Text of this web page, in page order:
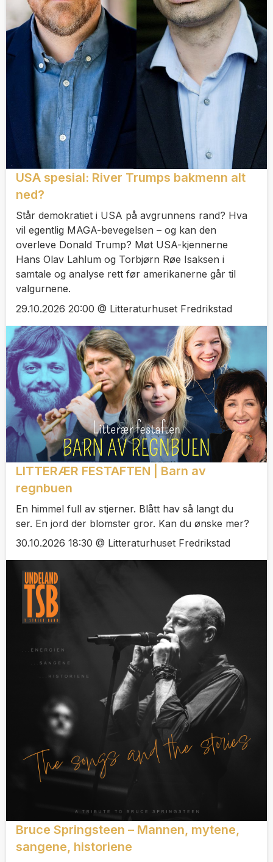
USA spesial: River Trumps bakmenn alt
ned?
Står demokratiet i USA på avgrunnens rand? Hva
vil egentlig MAGA-bevegelsen – og kan den
overleve Donald Trump? Møt USA-kjennerne
Hans Olav Lahlum og Torbjørn Røe Isaksen i
samtale og analyse rett før amerikanerne går til
valgurnene.
29.10.2026 20:00 @ Litteraturhuset Fredrikstad
LITTERÆR FESTAFTEN | Barn av
regnbuen
En himmel full av stjerner. Blått hav så langt du
ser. En jord der blomster gror. Kan du ønske mer?
30.10.2026 18:30 @ Litteraturhuset Fredrikstad
Bruce Springsteen – Mannen, mytene,
sangene, historiene